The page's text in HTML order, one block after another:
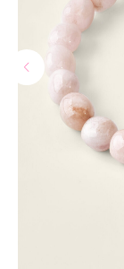
наш бренд